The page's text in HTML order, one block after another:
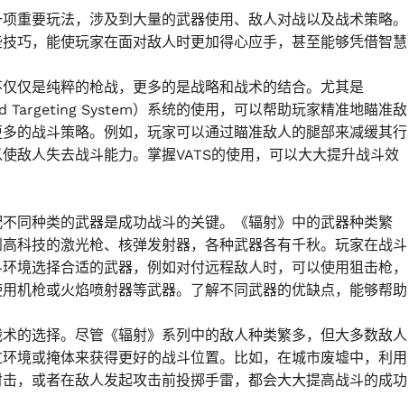
重要玩法，涉及到大量的武器使用、敌人对战以及战术策略。
巧，能使玩家在面对敌人时更加得心应手，甚至能够凭借智慧
仅仅是纯粹的枪战，更多的是战略和战术的结合。尤其是
Targeting System）系统的使用，可以帮助玩家精准地瞄准敌
的战斗策略。例如，玩家可以通过瞄准敌人的腿部来减缓其行
敌人失去战斗能力。掌握VATS的使用，可以大大提升战斗效
同种类的武器是成功战斗的关键。《辐射》中的武器种类繁
科技的激光枪、核弹发射器，各种武器各有千秋。玩家在战斗
境选择合适的武器，例如对付远程敌人时，可以使用狙击枪，
机枪或火焰喷射器等武器。了解不同武器的优缺点，能够帮助
的选择。尽管《辐射》系列中的敌人种类繁多，但大多数敌人
境或掩体来获得更好的战斗位置。比如，在城市废墟中，利用
，或者在敌人发起攻击前投掷手雷，都会大大提高战斗的成功